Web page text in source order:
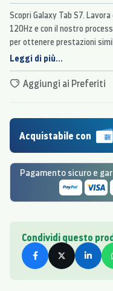
Scopri Galaxy Tab S7.
120Hz e con il nostro
per ottenere prestazioni
bassissima latenza per
tablet coinvolgente che
tempo.
Leggi di più...
Aggiungi ai Preferiti
Acquistabile con
Pagamento sicuro e
Condividi questo